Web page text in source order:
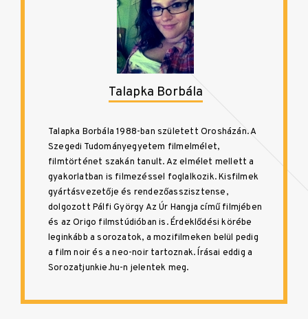
Talapka Borbála
Talapka Borbála 1988-ban született Orosházán. A
Szegedi Tudományegyetem filmelmélet,
filmtörténet szakán tanult. Az elmélet mellett a
gyakorlatban is filmezéssel foglalkozik. Kisfilmek
gyártásvezetője és rendezőasszisztense,
dolgozott Pálfi György Az Úr Hangja című filmjében
és az Origo filmstúdióban is. Érdeklődési körébe
leginkább a sorozatok, a mozifilmeken belül pedig
a film noir és a neo-noir tartoznak. Írásai eddig a
Sorozatjunkie.hu-n jelentek meg.